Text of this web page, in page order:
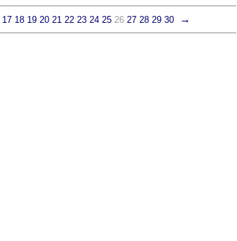
17 18 19 20 21 22 23 24 25 26 27 28 29 30 →